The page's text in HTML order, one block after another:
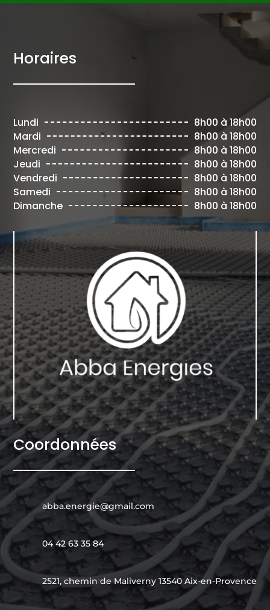
Horaires
Lundi
8h00 à 18h00
Mardi
8h00 à 18h00
Mercredi
8h00 à 18h00
Jeudi
8h00 à 18h00
Vendredi
8h00 à 18h00
Samedi
8h00 à 18h00
Dimanche
8h00 à 18h00
Coordonnées
abba.energie@gmail.com
04 42 63 35 84
2521, chemin de Maliverny 13540 Aix-en-Provence